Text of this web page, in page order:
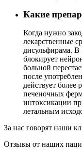
Какие
Когда нужно
лекарственные
дисульфирама. В
блокирует
больной
после
действует более
печеночных
интоксикации
летальным
За нас говорят наши
Отзывы от наших